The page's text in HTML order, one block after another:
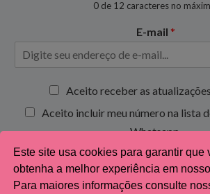
0 de 12 caracteres no
E-mail *
x
s
d
e
Aceito receber as
Aceito incluir meu número na lista
Whatsapp.
Inscrever-se
Este site usa cookies para garantir que
obtenha a melhor experiência em
Para maiores informações consulte